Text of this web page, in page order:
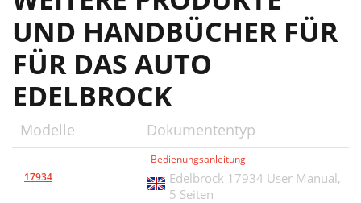
UND HANDBÜCHER FÜR
FÜR DAS AUTO
EDELBROCK
Modelle Dokumententyp
17934
Bedienungsanleitung
Edelbrock 17934 User Manual,
5 Seiten